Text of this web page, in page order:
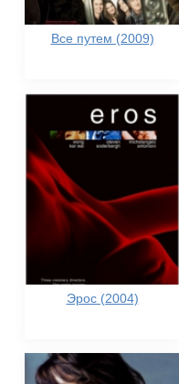
Все путем (2009)
Эрос (2004)